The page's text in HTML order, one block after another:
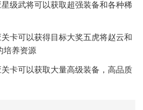
级武将可以获取超强装备和各种稀
卡可以获得目标大奖五虎将赵云和
培养资源
卡可以获取大量高级装备，高品质